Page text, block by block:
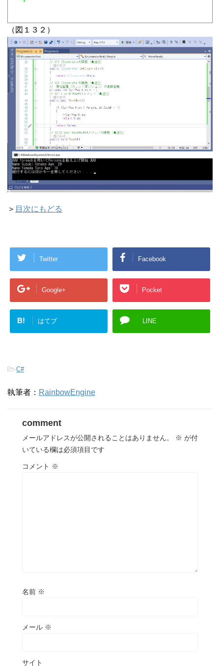
（図１３２）
＞ 目次にもどる
Twitter Facebook
Google+ Pocket
B! はてブ LINE
-C#
執筆者： RainbowEngine
comment
メールアドレスが公開されることはありません。 ※ が付
いている欄は必須項目です
コメント ※
名前 ※
メール ※
サイト